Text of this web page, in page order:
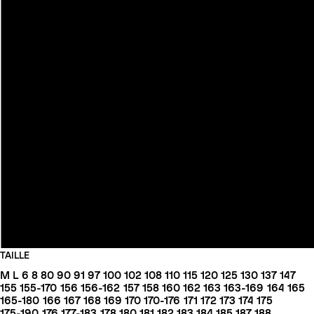
TAILLE
M L 6 8 80 90 91 97 100 102 108 110 115 120 125 130 137 147
155 155-170 156 156-162 157 158 160 162 163 163-169 164 165
165-180 166 167 168 169 170 170-176 171 172 173 174 175